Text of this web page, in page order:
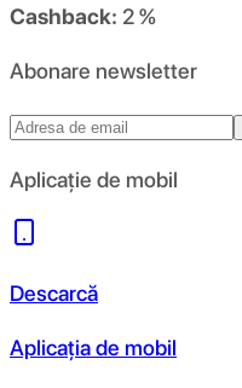
Cashback: 2 %
Abonare newsletter
Aplicație de mobil
Descarcă
Aplicația de mobil